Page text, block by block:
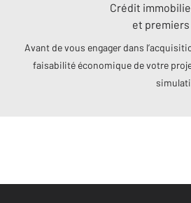
Crédit
et
Avant de vous engager dans
faisabilité économique de votre